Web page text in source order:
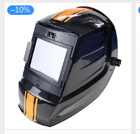
–10%